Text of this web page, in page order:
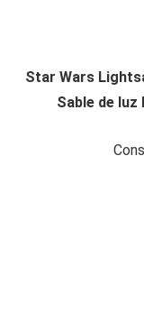
Star Wars
Sable de